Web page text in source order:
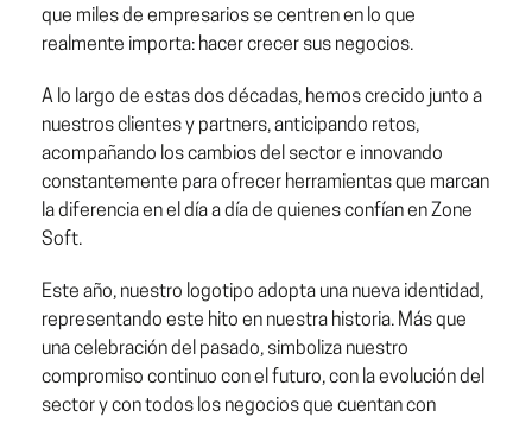
que miles de empresarios se centren en lo que
realmente importa: hacer crecer sus negocios.
A lo largo de estas dos décadas, hemos crecido junto a
nuestros clientes y partners, anticipando retos,
acompañando los cambios del sector e innovando
constantemente para ofrecer herramientas que marcan
la diferencia en el día a día de quienes confían en Zone
Soft.
Este año, nuestro logotipo adopta una nueva identidad,
representando este hito en nuestra historia. Más que
una celebración del pasado, simboliza nuestro
compromiso continuo con el futuro, con la evolución del
sector y con todos los negocios que cuentan con